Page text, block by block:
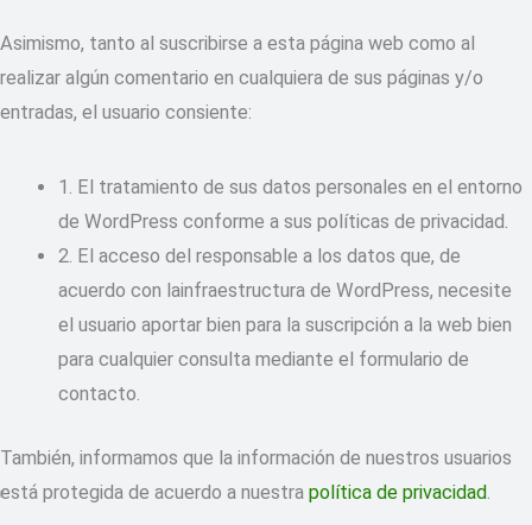
Asimismo, tanto al suscribirse a esta página web como al
realizar algún comentario en cualquiera de sus páginas y/o
entradas, el usuario consiente:
1. El tratamiento de sus datos personales en el entorno
de WordPress conforme a sus políticas de privacidad.
2. El acceso del responsable a los datos que, de
acuerdo con lainfraestructura de WordPress, necesite
el usuario aportar bien para la suscripción a la web bien
para cualquier consulta mediante el formulario de
contacto.
También, informamos que la información de nuestros usuarios
está protegida de acuerdo a nuestra política de privacidad